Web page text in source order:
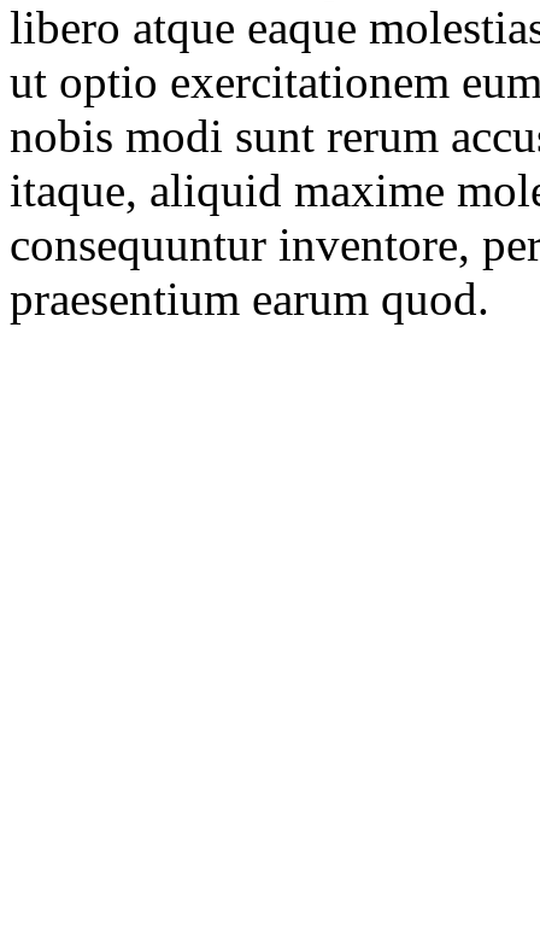
libero atque eaque
ut optio exercitationem
nobis modi sunt rerum
itaque, aliquid maxime
consequuntur inventore,
praesentium earum quod.